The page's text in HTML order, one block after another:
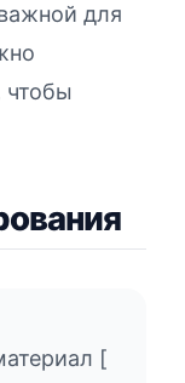
для
чтобы
[